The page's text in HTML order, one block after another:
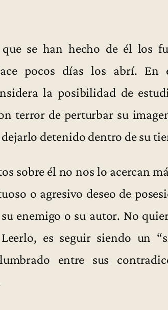
se han hecho de él los
pocos días los abrí. En
la posibilidad de
terror de perturbar su
detenido dentro de su
sobre él no nos lo acercan
o agresivo deseo de
enemigo o su autor. No
es seguir siendo un
entre sus